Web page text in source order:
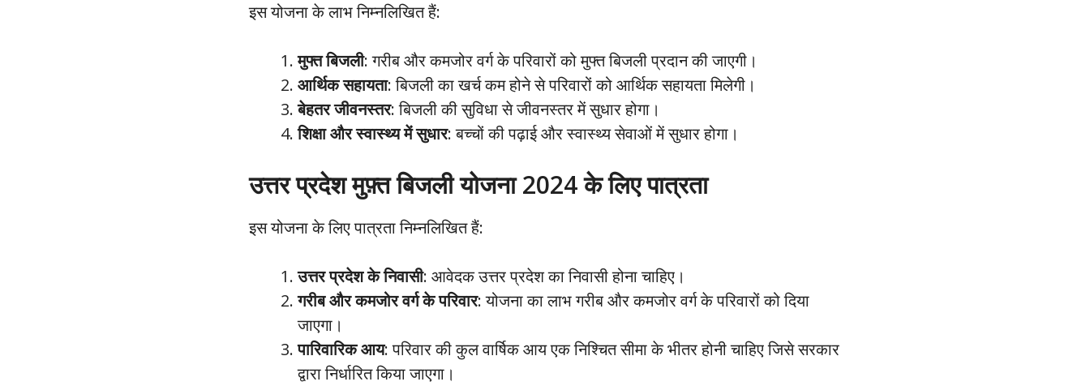
इस योजना के लाभ निम्नलिखित हैं:
मुफ्त बिजली: गरीब और कमजोर वर्ग के परिवारों को मुफ्त बिजली प्रदान की जाएगी।
आर्थिक सहायता: बिजली का खर्च कम होने से परिवारों को आर्थिक सहायता मिलेगी।
बेहतर जीवनस्तर: बिजली की सुविधा से जीवनस्तर में सुधार होगा।
शिक्षा और स्वास्थ्य में सुधार: बच्चों की पढ़ाई और स्वास्थ्य सेवाओं में सुधार होगा।
उत्तर प्रदेश मुफ़्त बिजली योजना 2024 के लिए पात्रता
इस योजना के लिए पात्रता निम्नलिखित हैं:
उत्तर प्रदेश के निवासी: आवेदक उत्तर प्रदेश का निवासी होना चाहिए।
गरीब और कमजोर वर्ग के परिवार: योजना का लाभ गरीब और कमजोर वर्ग के परिवारों को दिया
जाएगा।
पारिवारिक आय: परिवार की कुल वार्षिक आय एक निश्चित सीमा के भीतर होनी चाहिए जिसे सरकार
द्वारा निर्धारित किया जाएगा।